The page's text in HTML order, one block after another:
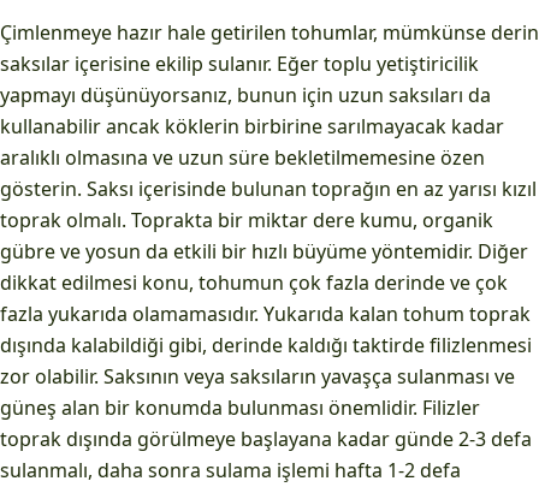
Çimlenmeye hazır hale getirilen tohumlar, mümkünse derin
saksılar içerisine ekilip sulanır. Eğer toplu yetiştiricilik
yapmayı düşünüyorsanız, bunun için uzun saksıları da
kullanabilir ancak köklerin birbirine sarılmayacak kadar
aralıklı olmasına ve uzun süre bekletilmemesine özen
gösterin. Saksı içerisinde bulunan toprağın en az yarısı kızıl
toprak olmalı. Toprakta bir miktar dere kumu, organik
gübre ve yosun da etkili bir hızlı büyüme yöntemidir. Diğer
dikkat edilmesi konu, tohumun çok fazla derinde ve çok
fazla yukarıda olamamasıdır. Yukarıda kalan tohum toprak
dışında kalabildiği gibi, derinde kaldığı taktirde filizlenmesi
zor olabilir. Saksının veya saksıların yavaşça sulanması ve
güneş alan bir konumda bulunması önemlidir. Filizler
toprak dışında görülmeye başlayana kadar günde 2-3 defa
sulanmalı, daha sonra sulama işlemi hafta 1-2 defa